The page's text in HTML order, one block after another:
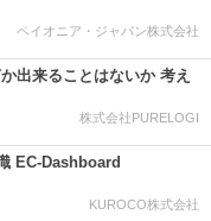
ペイオニア・ジャパン株式会社
出来ることはないか 考え
株式会社PURELOGI
EC-Dashboard
KUROCO株式会社